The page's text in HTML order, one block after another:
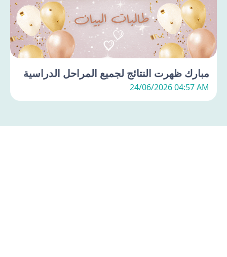
مبارك ظهرت النتائج لجميع المراحل الدراسية
24/06/2026 04:57 AM